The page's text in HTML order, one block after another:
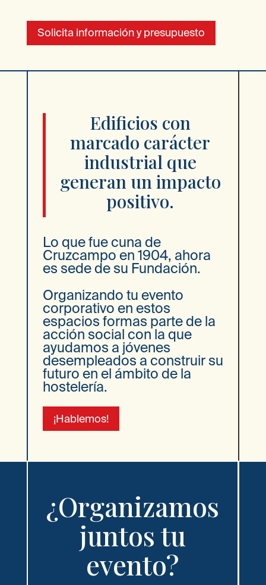
Solicita información y presupuesto
Edificios con
marcado carácter
industrial que
generan un impacto
positivo.
Lo que fue cuna de
Cruzcampo en 1904, ahora
es sede de su Fundación.
Organizando tu evento
corporativo en estos
espacios formas parte de la
acción social con la que
ayudamos a jóvenes
desempleados a construir su
futuro en el ámbito de la
hostelería.
¡Hablemos!
¿Organizamos
juntos tu
evento?